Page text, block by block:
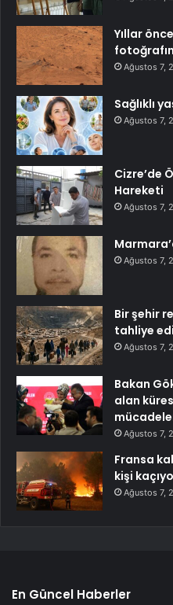
Yıllar
Ağustos 7,
Sağlıklı
Ağustos 7,
Cizre’de
Hareketi
Ağustos 7,
Ağustos 7,
Bir şehir
tahliye
Ağustos 7,
Bakan
alan
Ağustos 7,
Fransa
kişi
Ağustos 7,
En Güncel Haberler